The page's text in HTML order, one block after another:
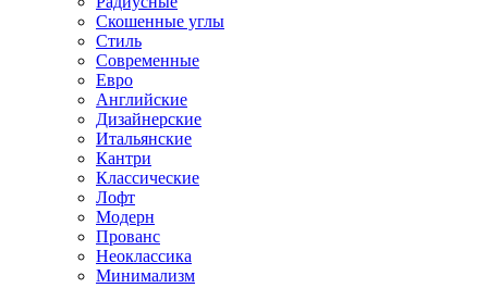
Скошенные углы
Стиль
Современные
Евро
Английские
Дизайнерские
Итальянские
Кантри
Классические
Лофт
Модерн
Прованс
Неоклассика
Минимализм